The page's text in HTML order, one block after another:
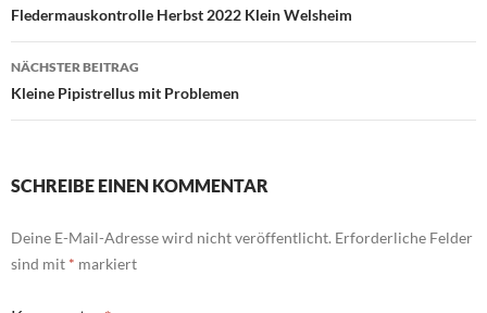
Navigation
Fledermauskontrolle Herbst 2022 Klein Welsheim
NÄCHSTER BEITRAG
Kleine Pipistrellus mit Problemen
SCHREIBE EINEN KOMMENTAR
Deine E-Mail-Adresse wird nicht veröffentlicht. Erforderliche Felder
sind mit * markiert